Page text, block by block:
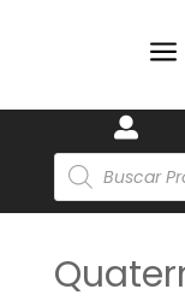
a

Búsqueda
de
productos
🎋